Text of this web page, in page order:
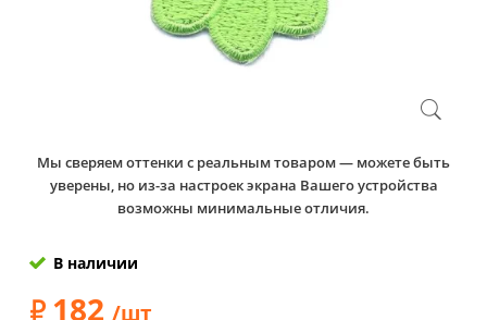
Мы сверяем оттенки с реальным товаром — можете быть
уверены, но из-за настроек экрана Вашего устройства
возможны минимальные отличия.
В наличии
182 /шт